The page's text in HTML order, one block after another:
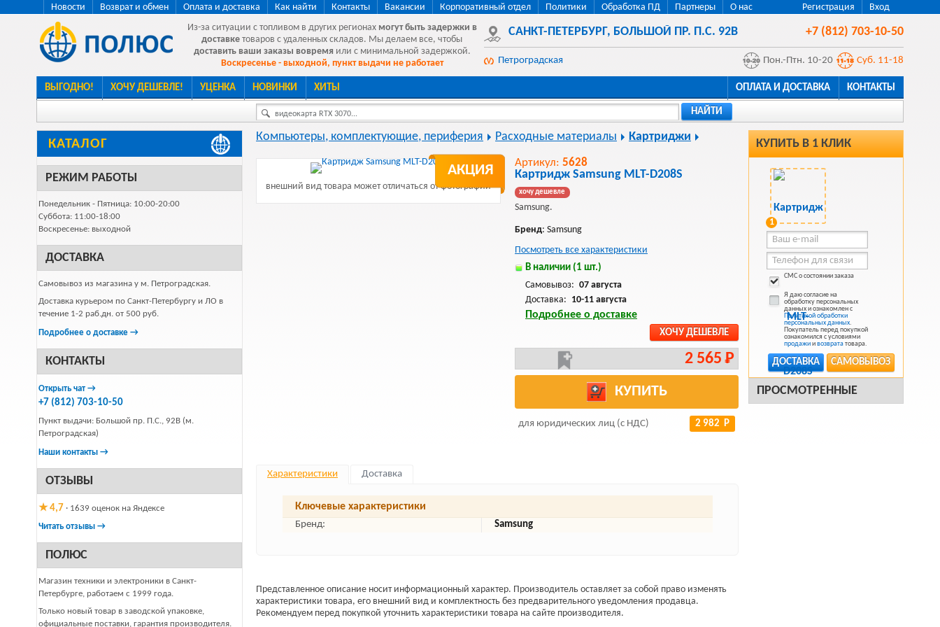
Регистрация Вход
Новости Возврат и обмен Оплата и доставка Как найти Контакты Вакансии Корпоративный отдел Политики Обработка ПД Партнеры
О нас
Из-за ситуации с топливом в других регионах могут быть задержки в
доставке товаров с удаленных складов. Мы делаем все, чтобы
доставить ваши заказы вовремя или с минимальной задержкой.
Воскресенье - выходной, пункт выдачи не работает
САНКТ-ПЕТЕРБУРГ, БОЛЬШОЙ ПР. П.С. 92В +7 (812) 703-10-50
Петроградская Пон.-Птн. 10-20 Суб. 11-18
ВЫГОДНО! ХОЧУ ДЕШЕВЛЕ! УЦЕНКА НОВИНКИ ХИТЫ ОПЛАТА И ДОСТАВКА КОНТАКТЫ
видеокарта RTX 3070... НАЙТИ
КАТАЛОГ
РЕЖИМ РАБОТЫ
Понедельник - Пятница: 10:00-20:00
Суббота: 11:00-18:00
Воскресенье: выходной
ДОСТАВКА
Самовывоз из магазина у м. Петроградская.
Доставка курьером по Санкт-Петербургу и ЛО в
течение 1-2 раб.дн. от 500 руб.
Подробнее о доставке →
КОНТАКТЫ
Открыть чат →
+7 (812) 703-10-50
Пункт выдачи: Большой пр. П.С., 92В (м.
Петроградская)
Наши контакты →
ОТЗЫВЫ
★ 4,7 · 1639 оценок на Яндексе
Читать отзывы →
ПОЛЮС
Магазин техники и электроники в Санкт-
Петербурге, работаем с 1999 года.
Только новый товар в заводской упаковке,
официальные поставки, гарантия производителя.
КУПИТЬ В 1 КЛИК
1
СМС о состоянии заказа
Я даю согласие на
обработку персональных
данных и ознакомлен с
Политикой обработки
персональных данных.
Покупатель перед покупкой
ознакомился с условиями
продажиивозврататовара.
САМОВЫВОЗ
ДОСТАВКА
ПРОСМОТРЕННЫЕ
Компьютеры, комплектующие, периферия Расходные материалы Картриджи
АКЦИЯ
внешний вид товара может отличаться от фотографии
Артикул: 5628
Картридж Samsung MLT-D208S
хочу дешевле
Samsung.
Бренд: Samsung
Посмотреть все характеристики
В наличии (1 шт.)
Самовывоз: 07 августа
Доставка: 10-11 августа
Подробнее о доставке
ХОЧУ ДЕШЕВЛЕ
2 565 Р
КУПИТЬ
для юридических лиц (с НДС) 2 982 Р
Характеристики Доставка
Ключевые характеристики
Бренд: Samsung
Представленное описание носит информационный характер. Производитель оставляет за собой право изменять
характеристики товара, его внешний вид и комплектность без предварительного уведомления продавца.
Рекомендуем перед покупкой уточнить характеристики товара на сайте производителя.